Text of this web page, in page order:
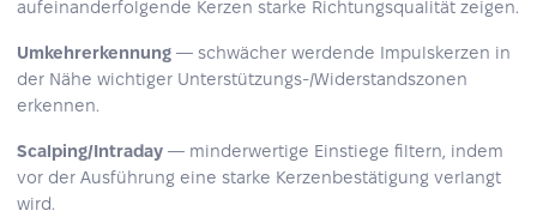
aufeinanderfolgende Kerzen starke Richtungsqualität zeigen.
Umkehrerkennung — schwächer werdende Impulskerzen in
der Nähe wichtiger Unterstützungs-/Widerstandszonen
erkennen.
Scalping/Intraday — minderwertige Einstiege filtern, indem
vor der Ausführung eine starke Kerzenbestätigung verlangt
wird.